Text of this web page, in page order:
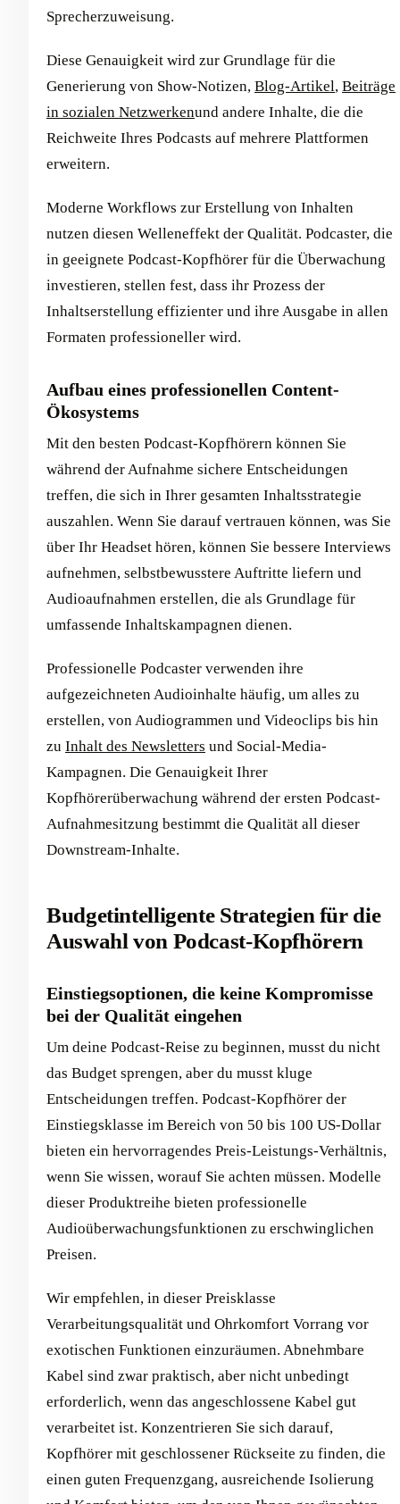
Sprecherzuweisung.
Diese Genauigkeit wird zur Grundlage für die
Generierung von Show-Notizen, Blog-Artikel, Beiträge
in sozialen Netzwerkenund andere Inhalte, die die
Reichweite Ihres Podcasts auf mehrere Plattformen
erweitern.
Moderne Workflows zur Erstellung von Inhalten
nutzen diesen Welleneffekt der Qualität. Podcaster, die
in geeignete Podcast-Kopfhörer für die Überwachung
investieren, stellen fest, dass ihr Prozess der
Inhaltserstellung effizienter und ihre Ausgabe in allen
Formaten professioneller wird.
Aufbau eines professionellen Content-
Ökosystems
Mit den besten Podcast-Kopfhörern können Sie
während der Aufnahme sichere Entscheidungen
treffen, die sich in Ihrer gesamten Inhaltsstrategie
auszahlen. Wenn Sie darauf vertrauen können, was Sie
über Ihr Headset hören, können Sie bessere Interviews
aufnehmen, selbstbewusstere Auftritte liefern und
Audioaufnahmen erstellen, die als Grundlage für
umfassende Inhaltskampagnen dienen.
Professionelle Podcaster verwenden ihre
aufgezeichneten Audioinhalte häufig, um alles zu
erstellen, von Audiogrammen und Videoclips bis hin
zu Inhalt des Newsletters und Social-Media-
Kampagnen. Die Genauigkeit Ihrer
Kopfhörerüberwachung während der ersten Podcast-
Aufnahmesitzung bestimmt die Qualität all dieser
Downstream-Inhalte.
Budgetintelligente Strategien für die
Auswahl von Podcast-Kopfhörern
Einstiegsoptionen, die keine Kompromisse
bei der Qualität eingehen
Um deine Podcast-Reise zu beginnen, musst du nicht
das Budget sprengen, aber du musst kluge
Entscheidungen treffen. Podcast-Kopfhörer der
Einstiegsklasse im Bereich von 50 bis 100 US-Dollar
bieten ein hervorragendes Preis-Leistungs-Verhältnis,
wenn Sie wissen, worauf Sie achten müssen. Modelle
dieser Produktreihe bieten professionelle
Audioüberwachungsfunktionen zu erschwinglichen
Preisen.
Wir empfehlen, in dieser Preisklasse
Verarbeitungsqualität und Ohrkomfort Vorrang vor
exotischen Funktionen einzuräumen. Abnehmbare
Kabel sind zwar praktisch, aber nicht unbedingt
erforderlich, wenn das angeschlossene Kabel gut
verarbeitet ist. Konzentrieren Sie sich darauf,
Kopfhörer mit geschlossener Rückseite zu finden, die
einen guten Frequenzgang, ausreichende Isolierung